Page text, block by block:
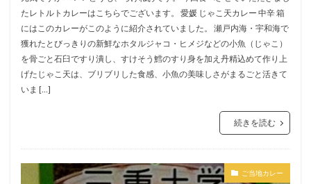
たレトルトカレーはこちらでございます。 愛媛 じゃこ天カレー 中辛 箱
にはこのカレーがこのように紹介されていました。 瀬戸内海・宇和海で
獲れたとびっきりの新鮮なホタルジャコ・ヒメジなどの小魚（じゃこ）
を骨ごと石臼ですり潰し、すけそう鱈のすり身を加え丹精込めて作り上
げたじゃこ天は、ブリブリした食感、小魚の美味しさがまるごと活きて
いま […]
続きを読む
ご当地カレー